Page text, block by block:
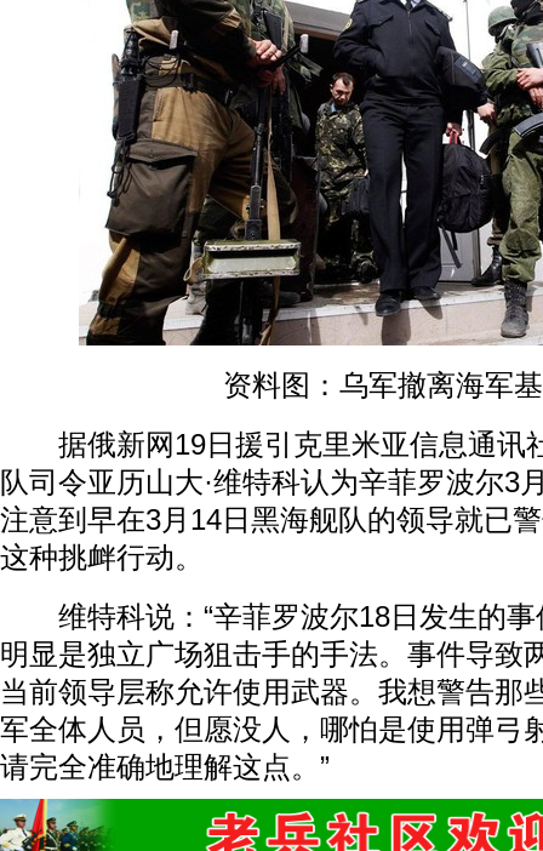
资料图：乌军撤离海军
据俄新网19日援引克里米亚信息通讯
队司令亚历山大·维特科认为辛菲罗波尔3
注意到早在3月14日黑海舰队的领导就已
这种挑衅行动。
维特科说：“辛菲罗波尔18日发生的事
明显是独立广场狙击手的手法。事件导致
当前领导层称允许使用武器。我想警告那
军全体人员，但愿没人，哪怕是使用弹弓
请完全准确地理解这点。”